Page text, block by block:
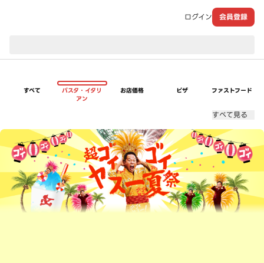
ログイン 会員登録
すべて
パスタ・イタリ
アン
お店価格 ピザ ファストフード
すべて見る
超ゴイゴイヤスー夏祭